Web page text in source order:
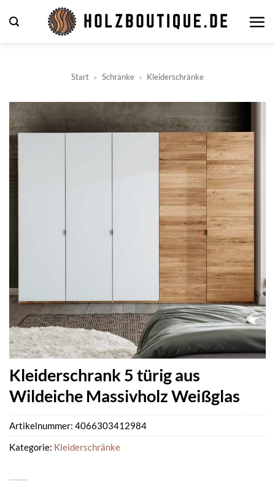
Inhalt
Start » Schränke » Kleiderschränke
Kleiderschrank 5 türig aus
Wildeiche Massivholz Weißglas
Artikelnummer: 4066303412984
Kategorie: Kleiderschränke